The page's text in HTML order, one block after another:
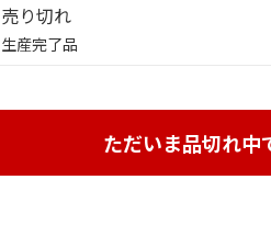
売り切れ
生産完了品
ただいま品切れ中